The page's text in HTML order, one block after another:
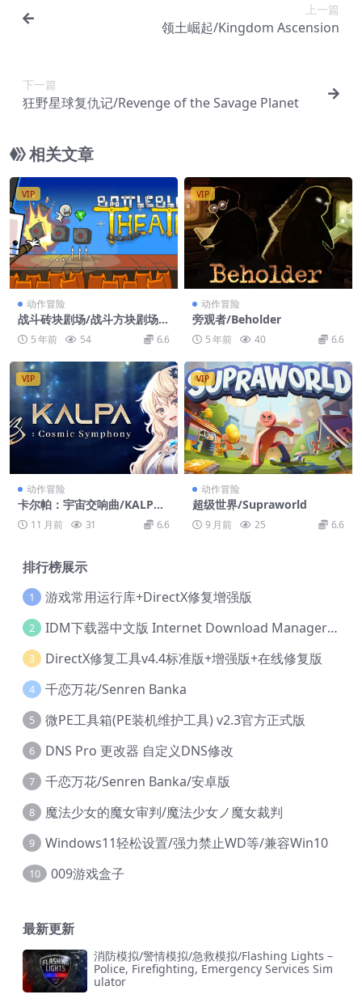
上一篇
领土崛起/Kingdom Ascension
下一篇
狂野星球复仇记/Revenge of the Savage Planet
相关文章
VIP
动作冒险
战斗砖块剧场/战斗方块剧场/
BattleBlock Theater
5 年前 54 6.6
VIP
动作冒险
旁观者/Beholder
5 年前 40 6.6
VIP
动作冒险
卡尔帕：宇宙交响曲/KALPA:
Cosmic Symphony
11 月前 31 6.6
VIP
动作冒险
超级世界/Supraworld
9 月前 25 6.6
排行榜展示
1 游戏常用运行库+DirectX修复增强版
2 IDM下载器中文版 Internet Download Manager v6.42.36 IDM
3 DirectX修复工具v4.4标准版+增强版+在线修复版
4 千恋万花/Senren Banka
5 微PE工具箱(PE装机维护工具) v2.3官方正式版
6 DNS Pro 更改器 自定义DNS修改
7 千恋万花/Senren Banka/安卓版
8 魔法少女的魔女审判/魔法少女ノ魔女裁判
9 Windows11轻松设置/强力禁止WD等/兼容Win10
10 009游戏盒子
最新更新
消防模拟/警情模拟/急救模拟/Flashing Lights –
Police, Firefighting, Emergency Services Sim
ulator